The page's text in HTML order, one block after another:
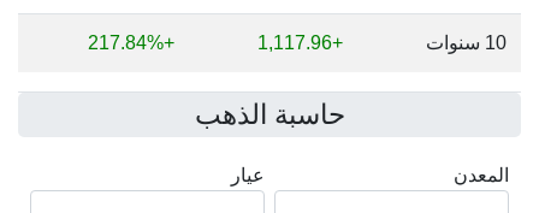
10 سنوات +1,117.96
+217.84%
حاسبة الذهب
المعدن عيار